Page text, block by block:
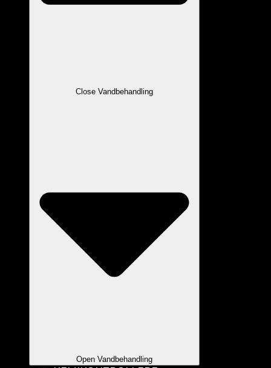
Close Vandbehandling
Open Vandbehandling